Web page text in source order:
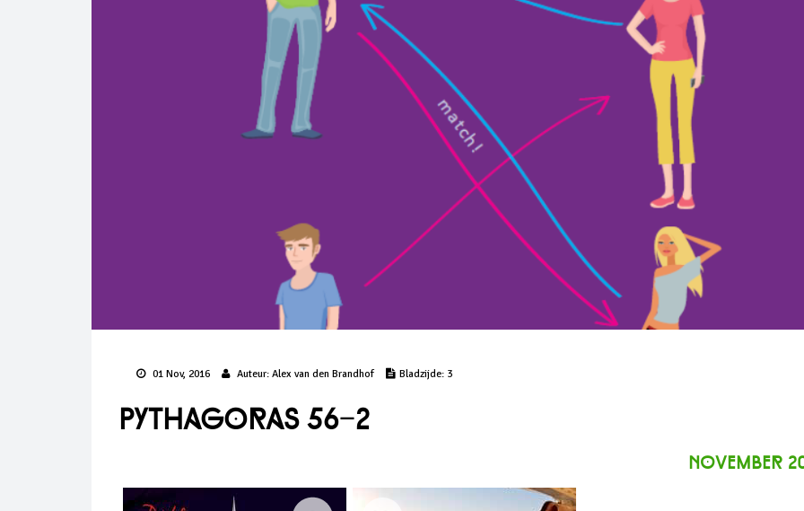
01 Nov, 2016 Auteur: Alex van den Brandhof Bladzijde: 3
Pythagoras 56-2
november